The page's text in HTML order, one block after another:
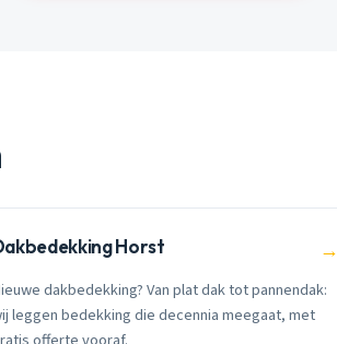
Horst →
dakbedekking? Van plat dak tot pannendak:
leggen bedekking die decennia meegaat, met